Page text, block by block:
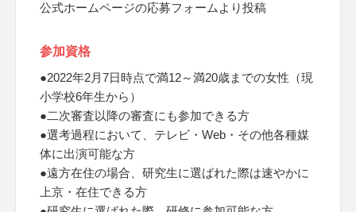
公式ホームページの応募フォームより投稿
参加資格
●2022年2月7日時点で満12～満20歳までの女性（現
小学校6年生から）
●二次審査以降の審査にも参加できる方
●選考過程において、テレビ・Web・その他各種媒
体に出演可能な方
●遠方在住の場合、研究生に選ばれた際は速やかに
上京・在住できる方